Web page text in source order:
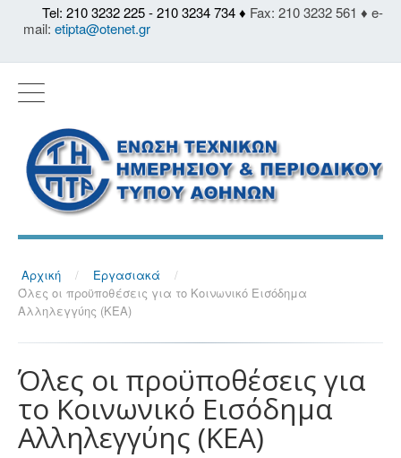
Tel: 210 3232 225 - 210 3234 734 ♦ Fax: 210 3232 561 ♦ e-
mail: etipta@otenet.gr
Αρχική / Εργασιακά
/
Όλες οι προϋποθέσεις για το Κοινωνικό Εισόδημα
Αλληλεγγύης (ΚΕΑ)
Όλες οι προϋποθέσεις για
το Κοινωνικό Εισόδημα
Αλληλεγγύης (ΚΕΑ)